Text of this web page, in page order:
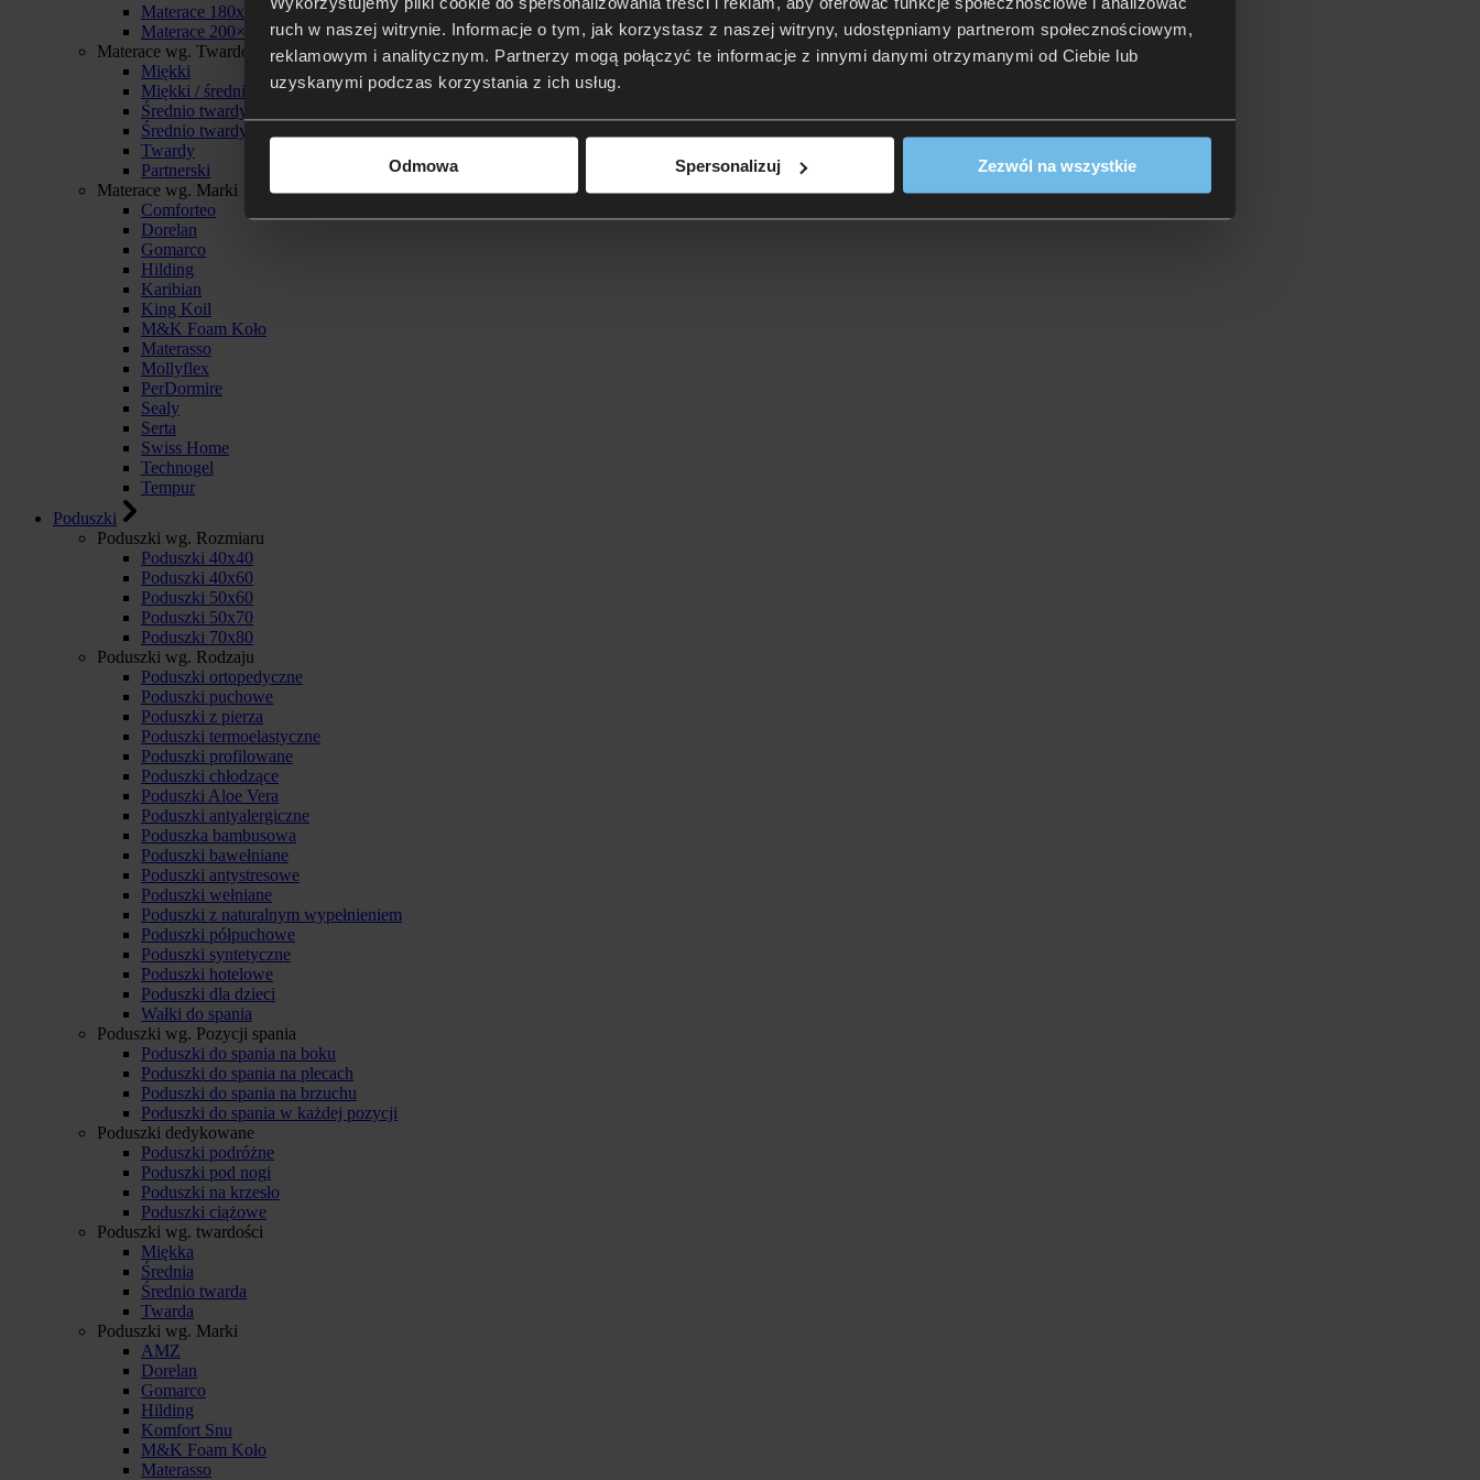
ruch w naszej witrynie. Informacje o tym, jak korzystasz z naszej witryny, udostępniamy partnerom społecznościowym,
reklamowym i analitycznym. Partnerzy mogą połączyć te informacje z innymi danymi otrzymanymi od Ciebie lub
uzyskanymi podczas korzystania z ich usług.
Odmowa Spersonalizuj Zezwól na wszystkie
Materace 180x200
Materace 200×200
Materace wg. Twardości
Miękki
Miękki / średnio twardy
Średnio twardy
Średnio twardy / twardy
Twardy
Partnerski
Materace wg. Marki
Comforteo
Dorelan
Gomarco
Hilding
Karibian
King Koil
M&K Foam Koło
Materasso
Mollyflex
PerDormire
Sealy
Serta
Swiss Home
Technogel
Tempur
Poduszki
Poduszki wg. Rozmiaru
Poduszki 40x40
Poduszki 40x60
Poduszki 50x60
Poduszki 50x70
Poduszki 70x80
Poduszki wg. Rodzaju
Poduszki ortopedyczne
Poduszki puchowe
Poduszki z pierza
Poduszki termoelastyczne
Poduszki profilowane
Poduszki chłodzące
Poduszki Aloe Vera
Poduszki antyalergiczne
Poduszka bambusowa
Poduszki bawełniane
Poduszki antystresowe
Poduszki wełniane
Poduszki z naturalnym wypełnieniem
Poduszki półpuchowe
Poduszki syntetyczne
Poduszki hotelowe
Poduszki dla dzieci
Wałki do spania
Poduszki wg. Pozycji spania
Poduszki do spania na boku
Poduszki do spania na plecach
Poduszki do spania na brzuchu
Poduszki do spania w każdej pozycji
Poduszki dedykowane
Poduszki podróżne
Poduszki pod nogi
Poduszki na krzesło
Poduszki ciążowe
Poduszki wg. twardości
Miękka
Średnia
Średnio twarda
Twarda
Poduszki wg. Marki
AMZ
Dorelan
Gomarco
Hilding
Komfort Snu
M&K Foam Koło
Materasso